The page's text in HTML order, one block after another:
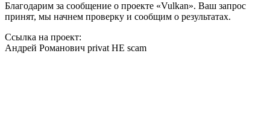
Благодарим за сообщение о проекте «Vulkan». Ваш запрос
принят, мы начнем проверку и сообщим о результатах.
Ссылка на проект:
Андрей Романович privat HE scam